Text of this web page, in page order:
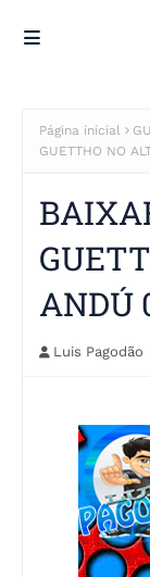
Página inicial
GUETTHO NO
ANDÚ
Luis Pagodão